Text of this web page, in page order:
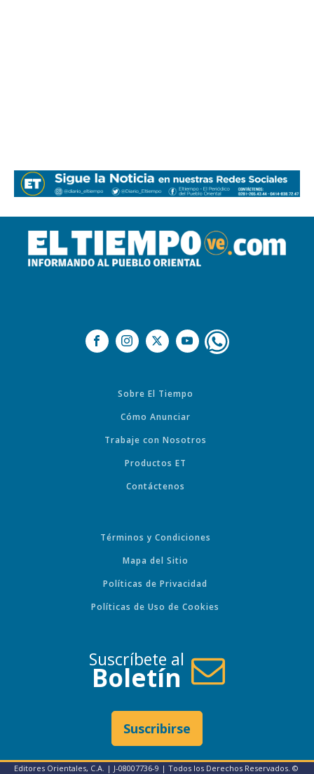
Sobre El Tiempo
Cómo Anunciar
Trabaje con Nosotros
Productos ET
Contáctenos
Términos y Condiciones
Mapa del Sitio
Políticas de Privacidad
Políticas de Uso de Cookies
Suscríbete al
Boletín
Suscribirse
Editores Orientales, C.A. | J-08007736-9 | Todos los Derechos Reservados. ©